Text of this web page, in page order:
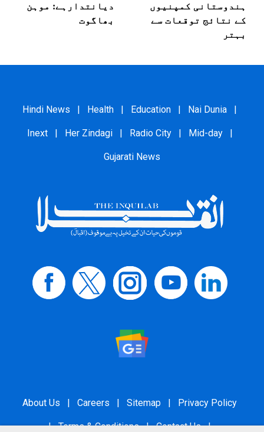
ہندوستانی کمپنیوں
کے نتائج توقعات سے
بہتر
دیانتدارہے: موہن
بھاگوت
Hindi News | Health | Education | Nai Dunia |
Inext | Her Zindagi | Radio City | Mid-day |
Gujarati News
About Us | Careers | Sitemap | Privacy Policy
| Terms & Conditions | Contact Us |